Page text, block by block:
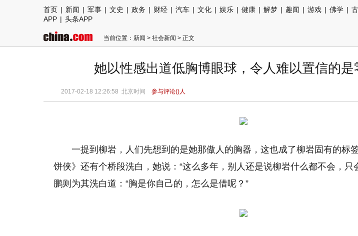
首页 | 新闻 | 军事 | 文史 | 政务 | 财经 | 汽车 | 文化 | 娱乐 | 健康 | 解梦 | 趣闻 | 游戏 | 佛学 |
APP | 头条APP
当前位置： 新闻 > 社会新闻 > 正文
她以性感出道低胸博眼球，令人难以置信的是
2017-02-18 12:26:58 北京时间 参与评论()人
一提到柳岩，人们先想到的是她那傲人的胸器，这也成了柳岩固有的标
饼侠》还有个桥段洗白，她说：“这么多年，别人还是说柳岩什么都不会，只
鹏则为其洗白道：“胸是你自己的，怎么是借呢？”